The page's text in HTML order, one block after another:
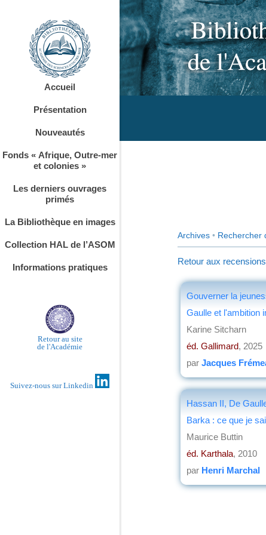
Accueil
Présentation
Nouveautés
Fonds « Afrique, Outre-mer
et colonies »
Les derniers ouvrages
primés
La Bibliothèque en images
Collection HAL de l’ASOM
Informations pratiques
Retour au site
de l'Académie
Suivez-nous sur Linkedin
Archives • Rechercher
Retour aux
Gouverner la
Gaulle et l'ambition
Karine Sitcharn
éd. Gallimard, 2025
par Jacques
Hassan II, De
Barka : ce que je
Maurice Buttin
éd. Karthala, 2010
par Henri Marchal